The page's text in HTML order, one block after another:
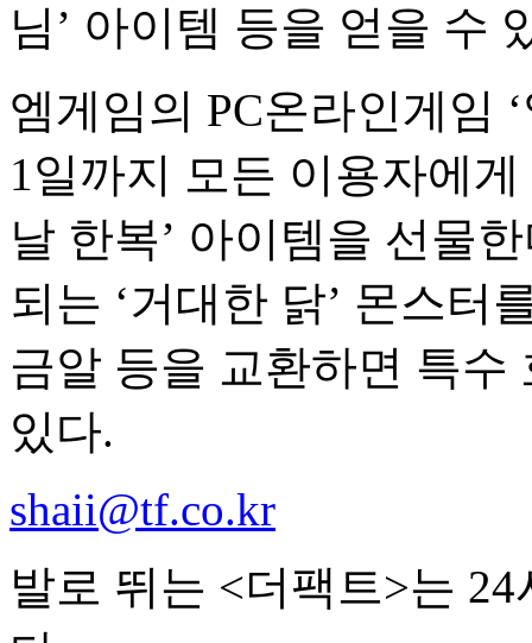
님’ 아이템 등을 얻을 수
엠게임의 PC온라인게임
1일까지 모든 이용자에
날 한복’ 아이템을 선물
되는 ‘거대한 닭’ 몬스터
금알 등을 교환하면 특수
있다.
shaii@tf.co.kr
발로 뛰는 <더팩트>는